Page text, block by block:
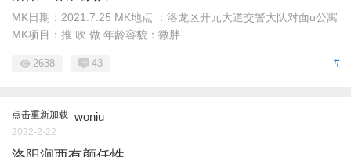
MK日期：2021.7.25 MK地点 ：洛龙区开元大道交警大队对面u公寓
MK项目：推 吹 做 年龄容貌：微胖 ...
#
2638 43
点击重新加载 woniu
2022-2-22